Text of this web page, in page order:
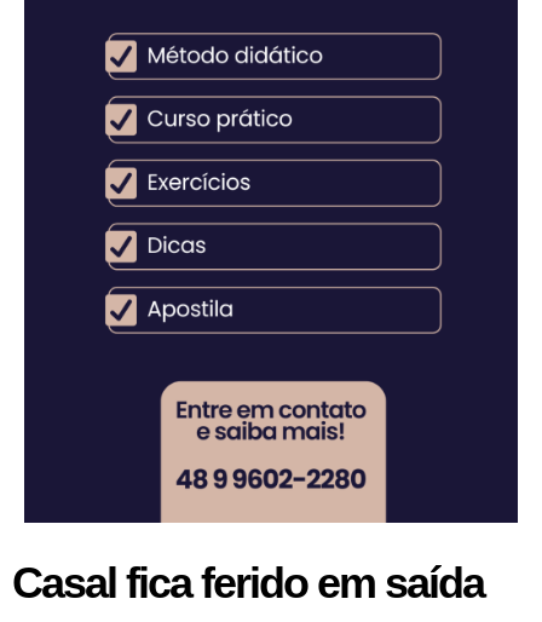
Casal fica ferido em saída